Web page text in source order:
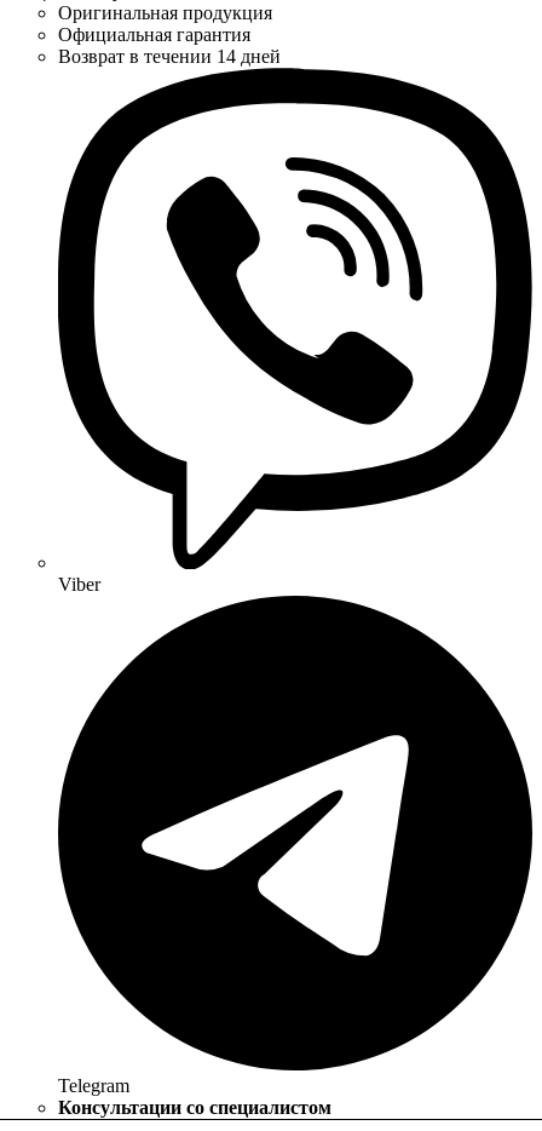
Оригинальная продукция
Официальная гарантия
Возврат в течении 14 дней
Viber
Telegram
Консультации со специалистом